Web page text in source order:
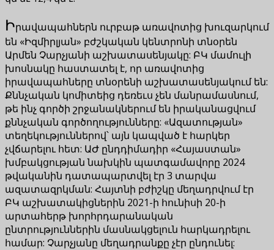
Իրավապահներն ուրբաթ առավոտից խուզարկում
են «Իզմիրլյան» բժշկական կենտրոնի տնօրեն
Արմեն Չարչյանի աշխատասենյակը: ԲԿ մամուլի
խոսնակը հաստատել է, որ առավոտից
իրավապահները տնօրենի աշխատասենյակում են:
Քննչական կոմիտեից դեռեւս չեն մանրամասնում,
թե ինչ գործի շրջանակներում են իրականացվում
քննչական գործողությունները: «Ազատության»
տեղեկություններով՝ այն կապված է հարկեր
չվճարելու հետ: ԱԺ ընդդիմադիր «Հայաստան»
խմբակցության նախկին պատգամավորը 2024
թվականին դատապարտվել էր 3 տարվա
ազատազրկման: Հայտնի բժիշկը մեղադրվում էր
ԲԿ աշխատակիցներին 2021-ի հունիսի 20-ի
արտահերթ խորհրդարանական
ընտրություններին մասնակցելուն հարկադրելու
համար: Չարչյանը մեղադրանքը չէր ընդունել: